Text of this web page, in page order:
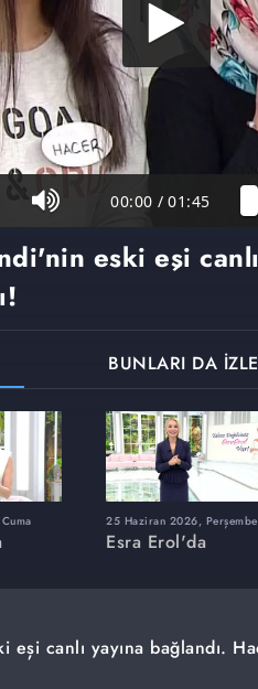
00:00 / 01:45
eski eşi canlı
BUNLARI DA İZLE
25 Haziran 2026, Perşembe
Esra Erol'da
eşi canlı yayına bağlandı.